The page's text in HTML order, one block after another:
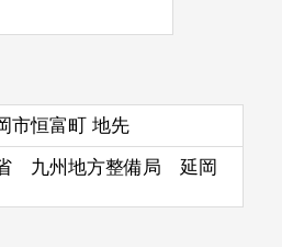
恒富町 地先
九州地方整備局 延岡